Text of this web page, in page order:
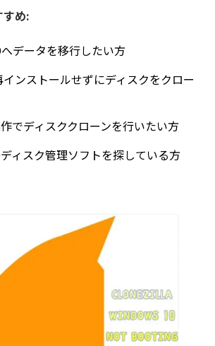
め:
データを移行したい方
ンストールせずにディスクをクロー
でディスククローンを行いたい方
ィスク管理ソフトを探している方